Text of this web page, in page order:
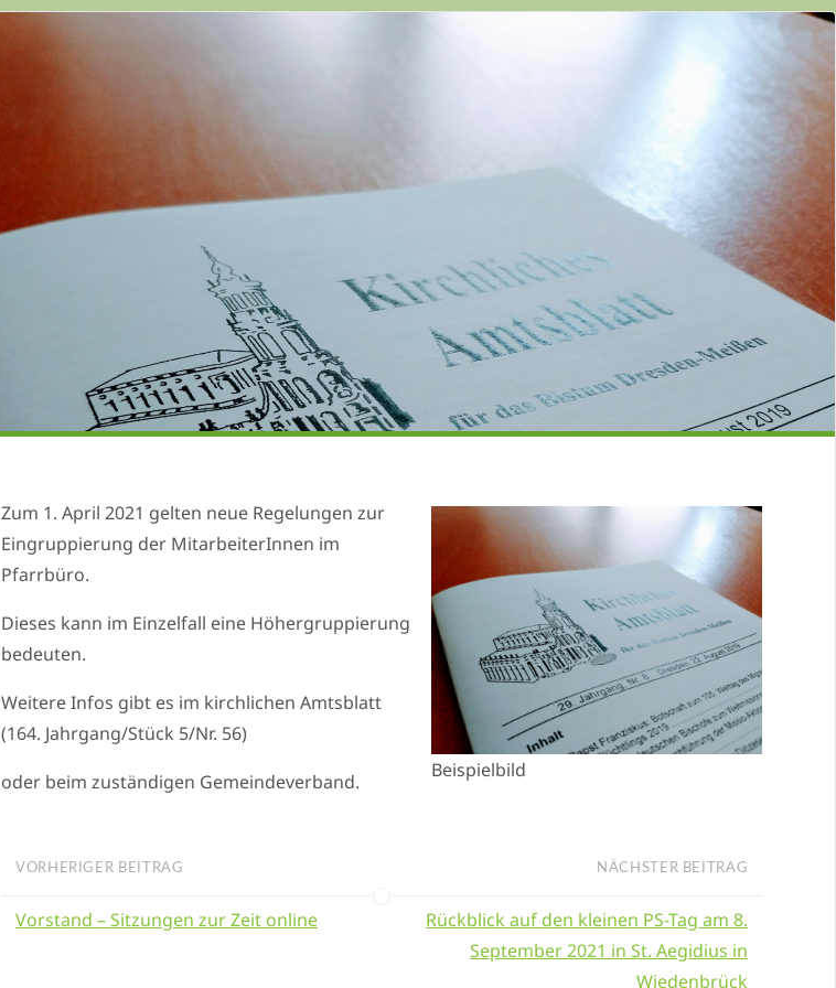
Beispielbild
Zum 1. April 2021 gelten neue Regelungen zur
Eingruppierung der MitarbeiterInnen im
Pfarrbüro.
Dieses kann im Einzelfall eine Höhergruppierung
bedeuten.
Weitere Infos gibt es im kirchlichen Amtsblatt
(164. Jahrgang/Stück 5/Nr. 56)
oder beim zuständigen Gemeindeverband.
VORHERIGER BEITRAG
Vorstand – Sitzungen zur Zeit online
NÄCHSTER BEITRAG
Rückblick auf den kleinen PS-Tag am 8.
September 2021 in St. Aegidius in
Wiedenbrück